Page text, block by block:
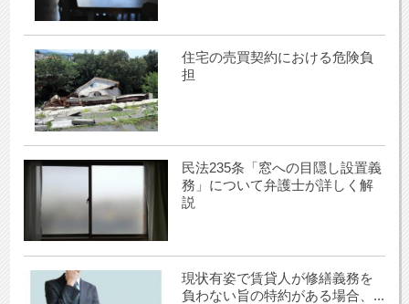
住宅の売買契約における危険負
担
民法235条「窓への目隠し設置義
務」について弁護士が詳しく解
説
現状有姿で賃貸人が修繕義務を
負わない旨の特約がある場合、...